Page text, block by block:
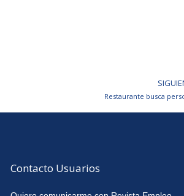
Restaurante busca
Contacto Usuarios